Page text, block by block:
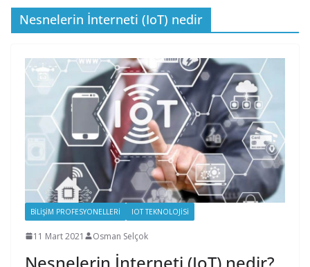
Nesnelerin İnterneti (IoT) nedir
BILIŞIM PROFESYONELLERI IOT TEKNOLOJISI
11 Mart 2021 Osman Selçok
Nesnelerin İnterneti (IoT) nedir?